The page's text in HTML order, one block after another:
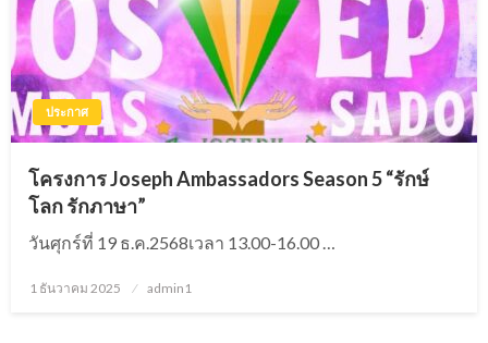
ประกาศ
โครงการ Joseph Ambassadors Season 5 “รักษ์
โลก รักภาษา”
วันศุกร์ที่ 19 ธ.ค.2568เวลา 13.00-16.00 …
Posted
1 ธันวาคม 2025 admin1